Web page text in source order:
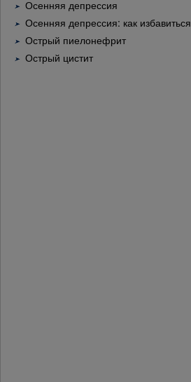
Осенняя депрессия
Осенняя депрессия: как избавиться
Острый пиелонефрит
Острый цистит